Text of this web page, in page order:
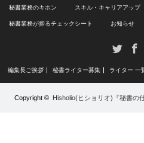
秘書業務のキホン スキル・キャリアアップ
秘書業務が捗るチェックシート お知らせ
編集長ご挨拶 秘書ライター募集 ライター 一
Copyright © Hisholio(ヒショリオ)『秘書の